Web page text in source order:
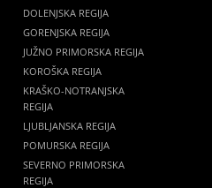
DOLENJSKA REGIJA
GORENJSKA REGIJA
JUŽNO PRIMORSKA REGIJA
KOROŠKA REGIJA
KRAŠKO-NOTRANJSKA
REGIJA
LJUBLJANSKA REGIJA
POMURSKA REGIJA
SEVERNO PRIMORSKA
REGIJA